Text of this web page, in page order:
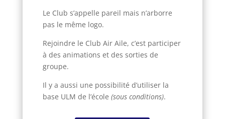
Le Club s’appelle pareil mais n’arborre
pas le même logo.
Rejoindre le Club Air Aile, c’est participer
à des animations et des sorties de
groupe.
Il y a aussi une possibilité d’utiliser la
base ULM de l’école (sous conditions).